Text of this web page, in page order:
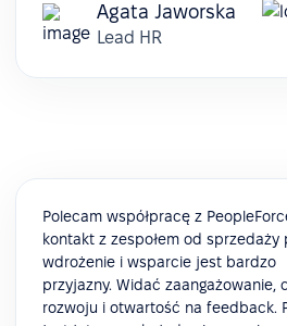
Agata Jaworska
Lead HR
Polecam współpracę z
kontakt z zespołem od sprzedaży
wdrożenie i wsparcie jest bardzo
przyjazny. Widać zaangażowanie,
rozwoju i otwartość na feedback.